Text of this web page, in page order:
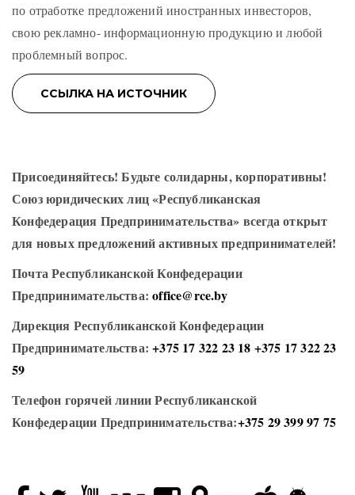
по отработке предложений иностранных инвесторов,
свою рекламно- информационную продукцию и любой
проблемный вопрос.
Присоединяйтесь! Будьте солидарны, корпоративны!
Союз юридических лиц «Республиканская
Конфедерация Предпринимательства» всегда открыт
для новых предложений активных предпринимателей!
Почта Республиканской Конфедерации
Предпринимательства:office@rce.by
Дирекция Республиканской Конфедерации
Предпринимательства:+375 17 322 23 18 +375 17 322 23
59
Телефон горячей линии Республиканской
Конфедерации Предпринимательства:+375 29 399 97 75